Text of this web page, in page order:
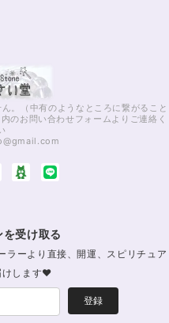
。（中有のようなところに繋がること
のお問い合わせフォームよりご連絡く
を受け取る
ラーより直接、開運、スピリチュア
けします♥
登録